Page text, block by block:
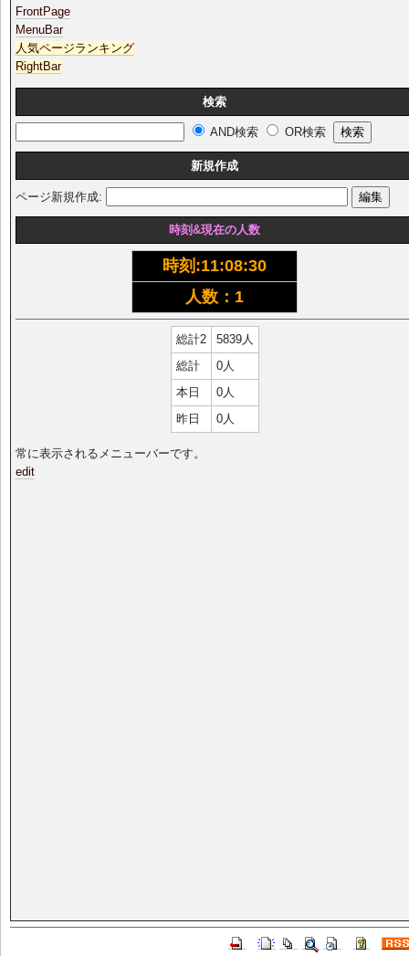
FrontPage
MenuBar
人気ページランキング
RightBar
検索
AND検索 OR検索
新規作成
ページ新規作成:
時刻&現在の人数
時刻:11:08:30
人数：1
総計2
5839人
総計
0人
本日
0人
昨日
0人
常に表示されるメニューバーです。
edit